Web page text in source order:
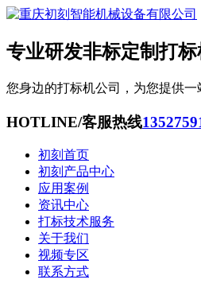
专业研发非标定制打标
您身边的打标机公司，为您提供一
HOTLINE/客服热线
初刻首页
初刻产品中心
应用案例
资讯中心
打标技术服务
关于我们
视频专区
联系方式